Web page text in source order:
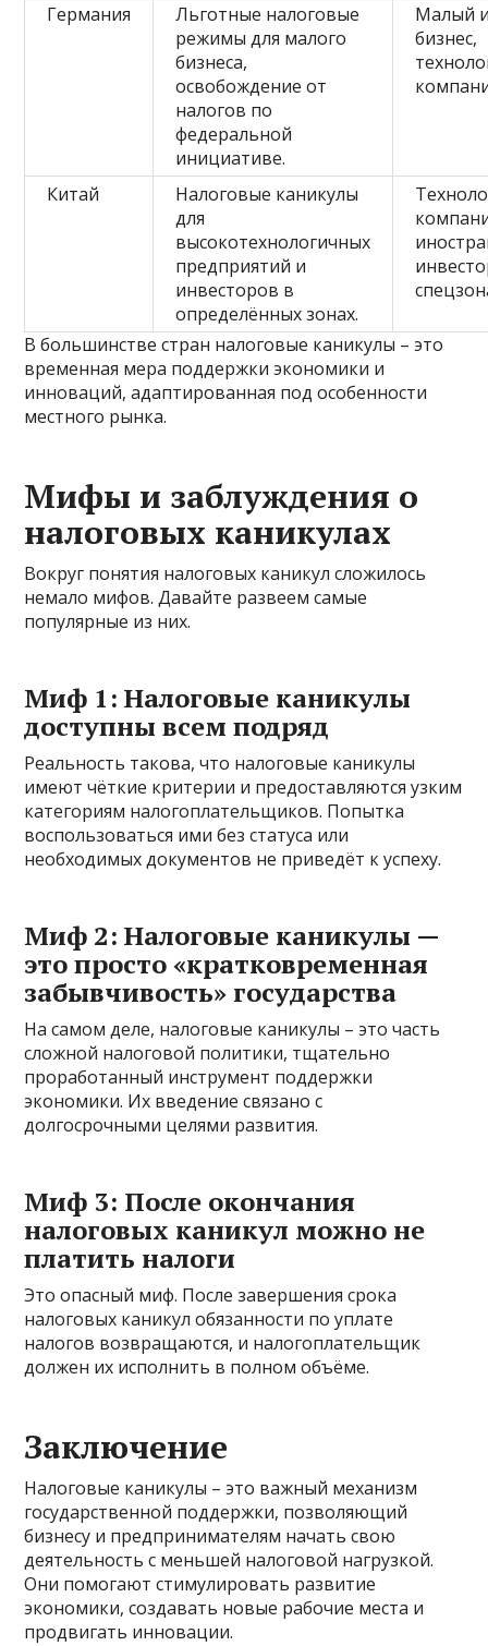
Германия
Льготные налоговые
режимы для малого
бизнеса,
освобождение от
налогов по
федеральной
инициативе.
Малый
бизнес,
Китай
Налоговые каникулы
для
высокотехнологичных
предприятий и
инвесторов в
определённых зонах.
В большинстве стран налоговые каникулы – это
временная мера поддержки экономики и
инноваций, адаптированная под особенности
местного рынка.
Мифы и заблуждения о
налоговых каникулах
Вокруг понятия налоговых каникул сложилось
немало мифов. Давайте развеем самые
популярные из них.
Миф 1: Налоговые каникулы
доступны всем подряд
Реальность такова, что налоговые каникулы
имеют чёткие критерии и предоставляются узким
категориям налогоплательщиков. Попытка
воспользоваться ими без статуса или
необходимых документов не приведёт к успеху.
Миф 2: Налоговые каникулы —
это просто «кратковременная
забывчивость» государства
На самом деле, налоговые каникулы – это часть
сложной налоговой политики, тщательно
проработанный инструмент поддержки
экономики. Их введение связано с
долгосрочными целями развития.
Миф 3: После окончания
налоговых каникул можно не
платить налоги
Это опасный миф. После завершения срока
налоговых каникул обязанности по уплате
налогов возвращаются, и налогоплательщик
должен их исполнить в полном объёме.
Заключение
Налоговые каникулы – это важный механизм
государственной поддержки, позволяющий
бизнесу и предпринимателям начать свою
деятельность с меньшей налоговой нагрузкой.
Они помогают стимулировать развитие
экономики, создавать новые рабочие места и
продвигать инновации.